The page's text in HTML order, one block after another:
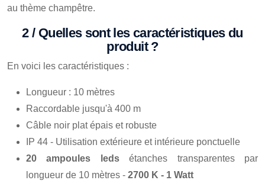
au thème champêtre.
2 / Quelles sont les caractéristiques du
produit ?
En voici les caractéristiques :
Longueur : 10 mètres
Raccordable jusqu'à 400 m
Câble noir plat épais et robuste
IP 44 - Utilisation extérieure et intérieure ponctuelle
20 ampoules ledsétanches transparentes par
longueur de 10 mètres - 2700 K - 1 Watt